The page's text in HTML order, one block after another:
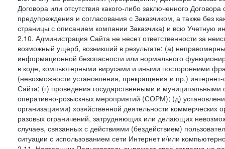
Договора или отсутствия какого-либо заключенного
предупреждения и согласования с Заказчиком, а также без
страницы с описанием компании Заказчика) и всю Учетную
2.10. Администрация Сайта не несет ответственности за
возможный ущерб, возникший в результате: (а)
информационной безопасности или нормального
в коде, компьютерными вирусами и иными посторонними
(невозможности установления, прекращения и пр.)
Сайта; (г) проведения государственными и
оперативно-розыскных мероприятий (СОРМ); (д)
организациями) хозяйственной деятельности коммерческих
разовых ограничений, затрудняющих или делающих
случаев, связанных с действиями (бездействием)
ситуации с использованием сети Интернет и/или